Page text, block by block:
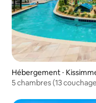
Hébergement ⋅
5 chambres (13